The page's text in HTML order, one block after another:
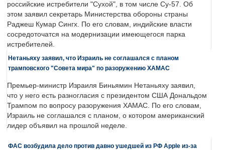
российские истребители "Сухой", в том числе Су-57. Об
этом заявил секретарь Министерства обороны страны
Раджеш Кумар Сингх. По его словам, индийские власти
сосредоточатся на модернизации имеющегося парка
истребителей.
Нетаньяху заявил, что Израиль не соглашался с планом
трамповского "Совета мира" по разоружению ХАМАС
Премьер-министр Израиля Биньямин Нетаньяху заявил,
что у него есть разногласия с президентом США Дональдом
Трампом по вопросу разоружения ХАМАС. По его словам,
Израиль не соглашался с планом, о котором американский
лидер объявил на прошлой неделе.
ФАС возбудила дело против давно ушедшей из РФ Apple из-за